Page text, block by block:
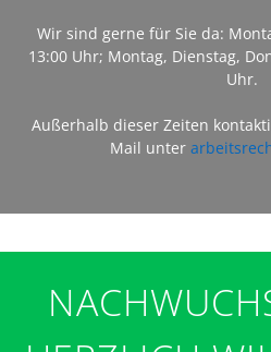
Wir sind gerne für Sie da:
13:00 Uhr; Montag, Dienstag,
Uhr.
Außerhalb dieser Zeiten
Mail unter